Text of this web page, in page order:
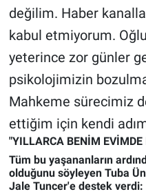
değilim. Haber
kabul etmiyorum.
yeterince zor günler
psikolojimizin
Mahkeme sürecimiz
ettiğim için kendi
"YILLARCA BENİM EVİMDE
Tüm bu yaşananların
olduğunu söyleyen Tuba
Jale Tuncer'e destek verdi: